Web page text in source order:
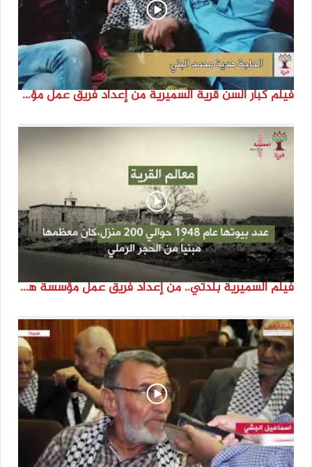
فيلم كبار السن قرية السميرية من إعداد فريق عمل مؤسسة هوية
فيلم السميرية بلدتي.. من إعداد فريق عمل مؤسسة هوية